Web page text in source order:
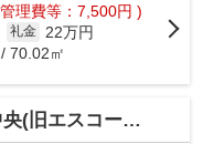
理費等：7,500円 )
礼金
22万円
70.02㎡
エスコーポ城東)